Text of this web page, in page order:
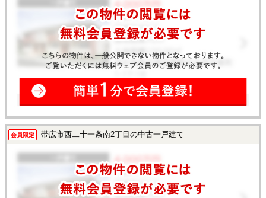
会員限定 帯広市西二十一条南2丁目の中古一戸建て